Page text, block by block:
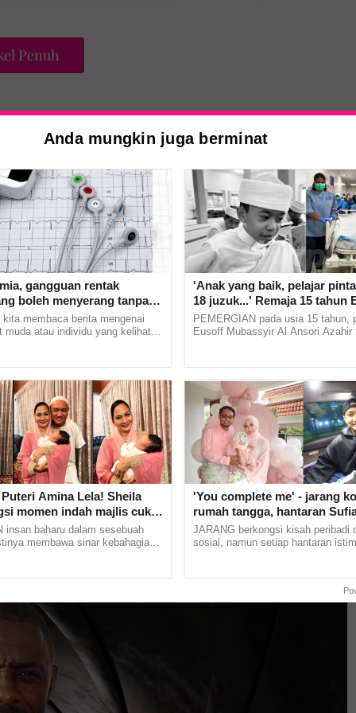
Bangkok, tayar bas berkenaan
kawalan lalu merempuh penghadang
bahan bakar kenderaan yang
bas ketika ia terbakar di bawah
di laman sosial meruntun hati
Penuh
Anda mungkin juga berminat
gangguan rentak
boleh menyerang tanpa
membaca berita mengenai
muda atau individu yang kelihatan
Amina Lela! Sheila
momen indah majlis cukur
sulung -'Syukur
insan baharu dalam sesebuah
membawa sinar kebahagiaan
'Anak yang baik, pelajar
18 juzuk...' Remaja 15 tahun
Mubassyir derma organ,
honour menyentuh hati
PEMERGIAN pada usia 15 tahun,
Eusoff Mubassyir Al Ansori Azahir
'You complete me' - jarang
rumah tangga, hantaran
buat Rania Al Sadat curi
JARANG berkongsi kisah peribadi
sosial, namun setiap hantaran